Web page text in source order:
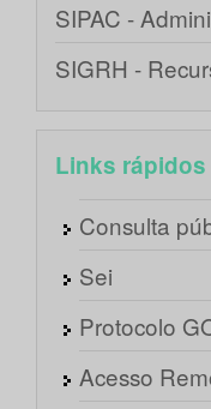
SIPAC -
SIGRH -
Links rápidos
Consulta
Sei
Protocolo
Acesso